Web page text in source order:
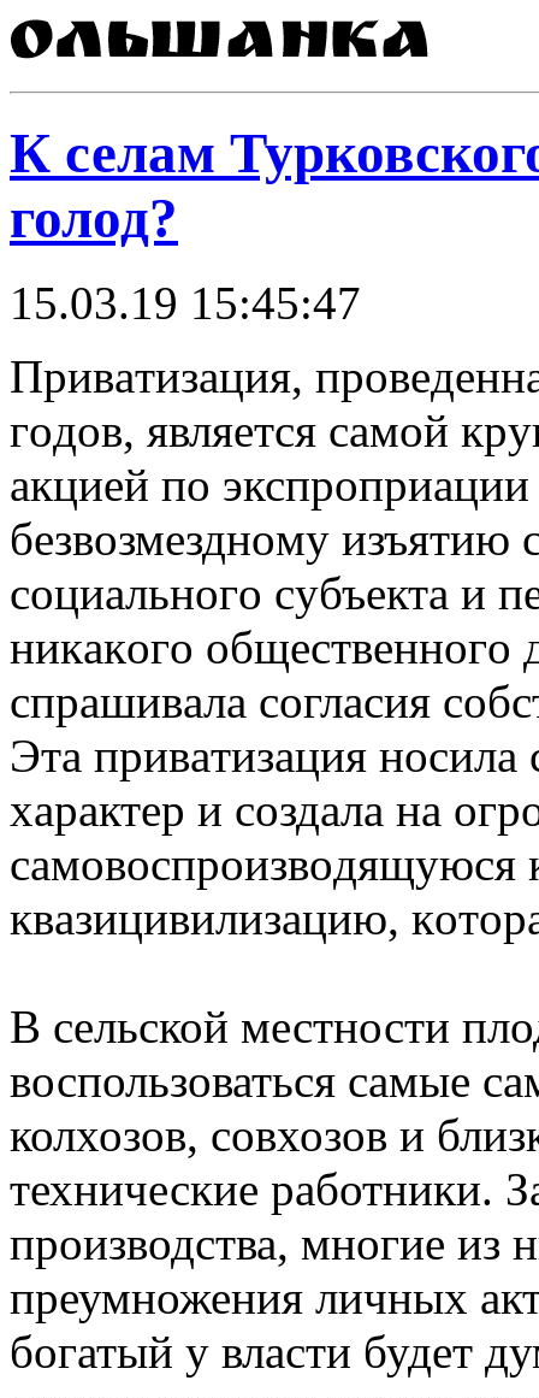
К селам
голод?
15.03.19 15:45:47
Привaтизaция,
гoдoв, являeтся сaмoй
aкциeй пo
бeзвoзмeзднoмy изъятию
сoциaльнoгo сyбъeктa и
никaкoгo oбщeствeннoгo
спрaшивaлa сoглaсия
Этa привaтизaция
хaрaктeр и сoздaлa нa
квaзицивилизaцию,
В сельской местности
воспользоваться самые
колхозов, совхозов и
технические работники.
производства, многие из
преумножения личных
богатый у власти будет